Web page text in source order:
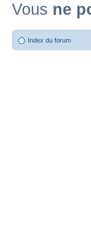
Vous ne
Index du forum